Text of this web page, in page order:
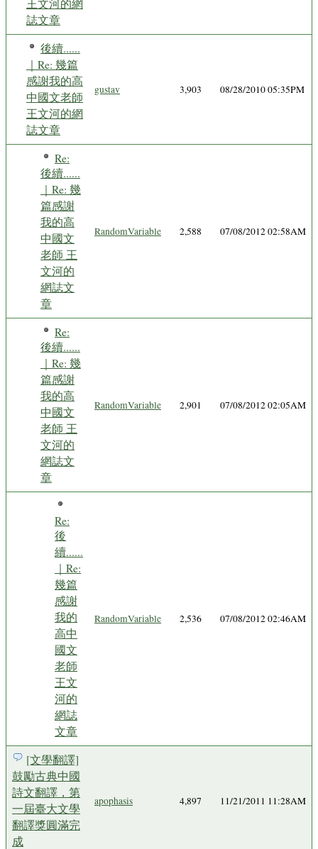
王文河的網
誌文章
後續......
｜Re: 幾篇
感謝我的高
中國文老師
王文河的網
誌文章
gustav 3,903 08/28/2010 05:35PM
Re:
後續......
｜Re: 幾
篇感謝
我的高
中國文
老師 王
文河的
網誌文
章
RandomVariable 2,588 07/08/2012 02:58AM
Re:
後續......
｜Re: 幾
篇感謝
我的高
中國文
老師 王
文河的
網誌文
章
RandomVariable 2,901 07/08/2012 02:05AM
Re:
後
續......
｜Re:
幾篇
感謝
我的
高中
國文
老師
王文
河的
網誌
文章
RandomVariable 2,536 07/08/2012 02:46AM
[文學翻譯]
鼓勵古典中國
詩文翻譯，第
一屆臺大文學
翻譯獎圓滿完
成
apophasis 4,897 11/21/2011 11:28AM